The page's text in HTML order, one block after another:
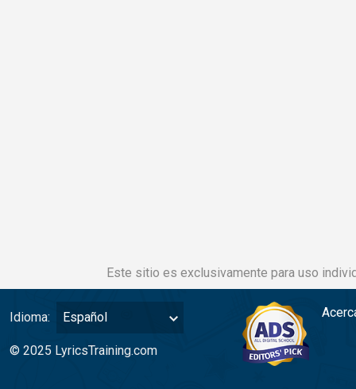
Este sitio es exclusivamente para uso
Idioma: Español
© 2025 LyricsTraining.com